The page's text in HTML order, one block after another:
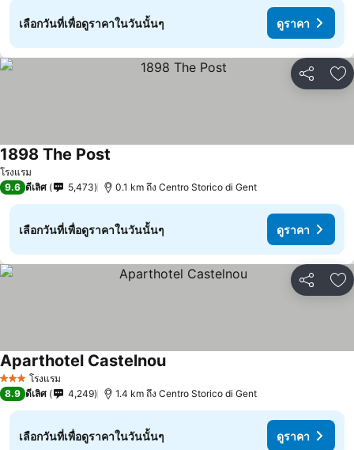
เลือกวันที่เพื่อดูราคาในวันนั้นๆ ดูราคา
แชร์ เ
โรงแรม
1898 The Post
9.6 ดีเลิศ 5,473 0.1 km ถึง Centro Storico di Gent
เลือกวันที่เพื่อดูราคาในวันนั้นๆ ดูราคา
แชร์ เ
3 ดาว โรงแรม
Aparthotel Castelnou
8.9 ดีเลิศ 4,249 1.4 km ถึง Centro Storico di Gent
เลือกวันที่เพื่อดูราคาในวันนั้นๆ ดูราคา